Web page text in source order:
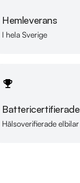
Hemleverans
I hela Sverige
Battericertifierade
Hälsoverifierade elbilar